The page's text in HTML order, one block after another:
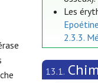
Les
2.3.3.
13.1.